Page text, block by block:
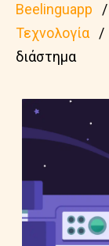
Beelinguapp
Τεχνολογία
διάστημα